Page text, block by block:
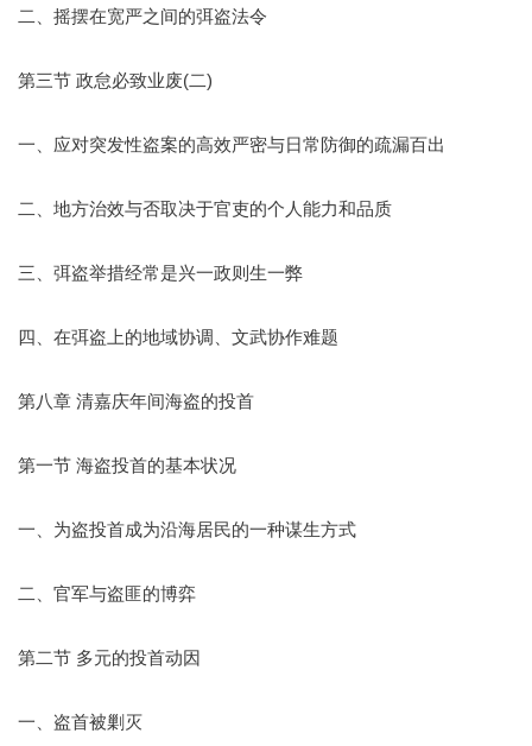
二、摇摆在宽严之间的弭盗法令
第三节 政怠必致业废(二)
一、应对突发性盗案的高效严密与日常防御的疏漏百出
二、地方治效与否取决于官吏的个人能力和品质
三、弭盗举措经常是兴一政则生一弊
四、在弭盗上的地域协调、文武协作难题
第八章 清嘉庆年间海盗的投首
第一节 海盗投首的基本状况
一、为盗投首成为沿海居民的一种谋生方式
二、官军与盗匪的博弈
第二节 多元的投首动因
一、盗首被剿灭